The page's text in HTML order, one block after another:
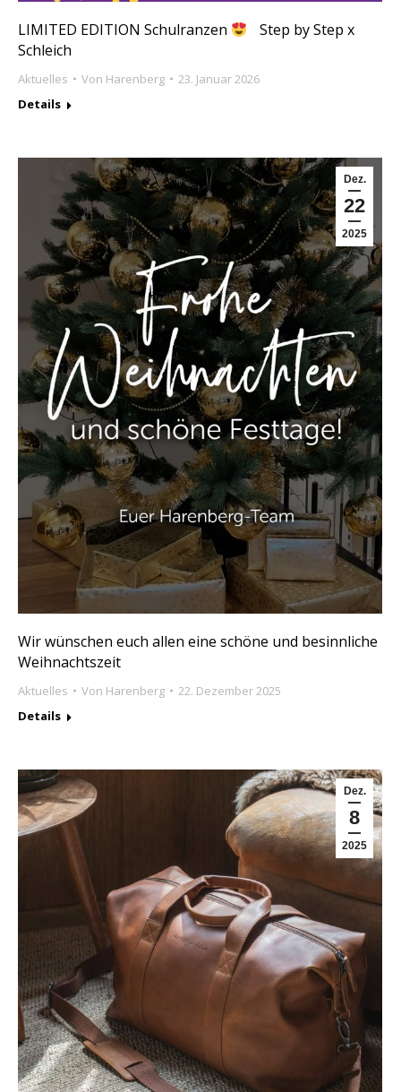
LIMITED EDITION Schulranzen
Step by Step x
Schleich
Aktuelles Von Harenberg
23. Januar 2026
Details
Dez.
22
2025
Wir wünschen euch allen eine schöne und besinnliche
Weihnachtszeit
Aktuelles Von Harenberg
22. Dezember 2025
Details
Dez.
8
2025